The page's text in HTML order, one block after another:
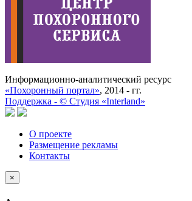
Информационно-аналитический ресурс
«Похоронный портал», 2014 - гг.
Поддержка - © Cтудия «Interland»
О проекте
Размещение рекламы
Контакты
×